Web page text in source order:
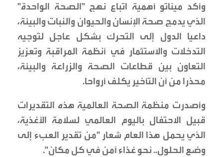
وأكد ميناتو أهمية اتباع نهج "الصحة الواحدة"
الذي يدمج صحة الإنسان والحيوان والنبات والبيئة،
داعيا الدول إلى التحرك بشكل عاجل لتوجيه
التدخلات والاستثمار في أنظمة المراقبة وتعزيز
التعاون بين قطاعات الصحة والزراعة والبيئة،
محذرا من أن التأخير يكلف أرواحا.
وأصدرت منظمة الصحة العالمية هذه التقديرات
قبيل الاحتفال باليوم العالمي لسلامة الأغذية،
الذي يحمل هذا العام شعار "من تقدير العبء إلى
وضع الحلول.. نحو غذاء آمن في كل مكان".